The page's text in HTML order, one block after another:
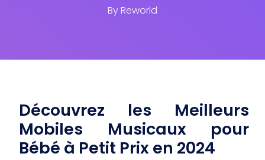
ByReworld
Découvrez les Meilleurs
Mobiles Musicaux pour
Bébé à Petit Prix en 2024